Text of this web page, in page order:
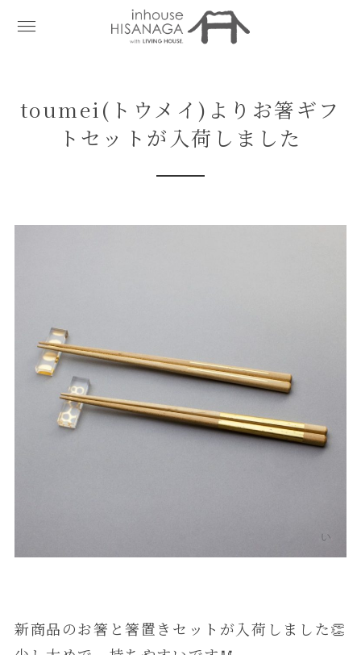
toumei(トウメイ)よりお箸ギフ
トセットが入荷しました
新商品のお箸と箸置きセットが入荷しました👏